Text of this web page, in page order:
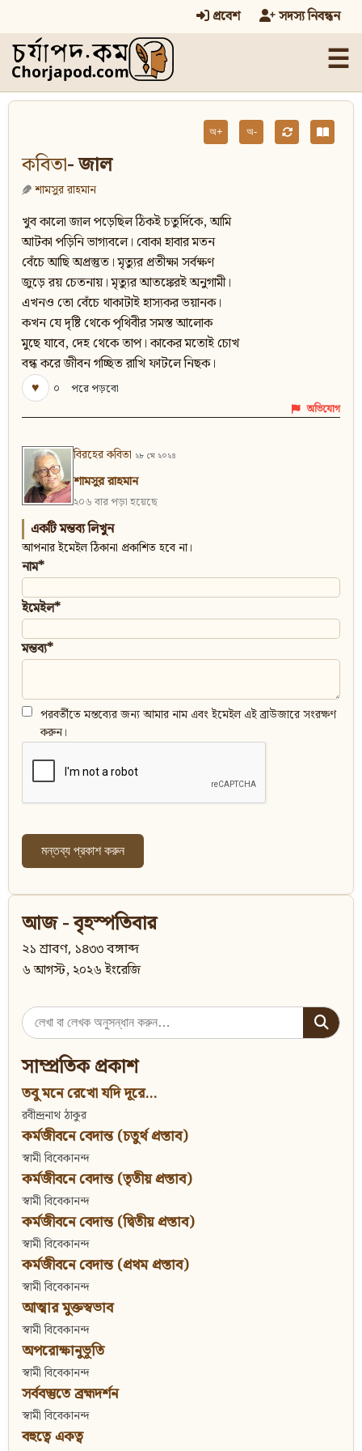
প্রবেশ সদস্য নিবন্ধন
☰
অ+ অ-
কবিতা- জাল
শামসুর রাহমান
খুব কালো জাল পড়েছিল ঠিকই চতুর্দিকে, আমি
আটকা পড়িনি ভাগ্যবলে। বোকা হাবার মতন
বেঁচে আছি অপ্রস্তুত। মৃত্যুর প্রতীক্ষা সর্বক্ষণ
জুড়ে রয় চেতনায়। মৃত্যুর আতঙ্কেরই অনুগামী।
এখনও তো বেঁচে থাকাটাই হাস্যকর ভয়ানক।
কখন যে দৃষ্টি থেকে পৃথিবীর সমস্ত আলোক
মুছে যাবে, দেহ থেকে তাপ। কাকের মতোই চোখ
বন্ধ করে জীবন গচ্ছিত রাখি ফাটলে নিছক।
♥
০ পরে পড়বো
অভিযোগ
বিরহের কবিতা ২৮ মে ২০২৪
শামসুর রাহমান
২০৬ বার পড়া হয়েছে
একটি মন্তব্য লিখুন
আপনার ইমেইল ঠিকানা প্রকাশিত হবে না।
নাম*
ইমেইল*
মন্তব্য*
পরবর্তীতে মন্তব্যের জন্য আমার নাম এবং ইমেইল এই ব্রাউজারে সংরক্ষণ
করুন।
আজ - বৃহস্পতিবার
২১ শ্রাবণ, ১৪৩৩ বঙ্গাব্দ
৬ আগস্ট, ২০২৬ ইংরেজি
Search
for:
সাম্প্রতিক প্রকাশ
তবু মনে রেখো যদি দূরে...
রবীন্দ্রনাথ ঠাকুর
কর্মজীবনে বেদান্ত (চতুর্থ প্রস্তাব)
স্বামী বিবেকানন্দ
কর্মজীবনে বেদান্ত (তৃতীয় প্রস্তাব)
স্বামী বিবেকানন্দ
কর্মজীবনে বেদান্ত (দ্বিতীয় প্রস্তাব)
স্বামী বিবেকানন্দ
কর্মজীবনে বেদান্ত (প্রথম প্রস্তাব)
স্বামী বিবেকানন্দ
আত্মার মুক্তস্বভাব
স্বামী বিবেকানন্দ
অপরোক্ষানুভূতি
স্বামী বিবেকানন্দ
সর্ববস্তুতে ব্রহ্মদর্শন
স্বামী বিবেকানন্দ
বহুত্বে একত্ব